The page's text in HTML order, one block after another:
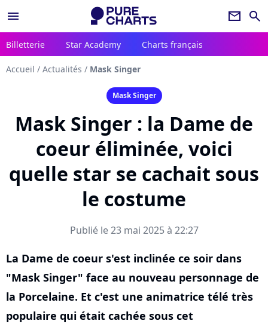
menu newsletter search
Billetterie Star Academy Charts français
Accueil / Actualités / Mask Singer
Mask Singer
Mask Singer : la Dame de
coeur éliminée, voici
quelle star se cachait sous
le costume
Publié le 23 mai 2025 à 22:27
La Dame de coeur s'est inclinée ce soir dans
"Mask Singer" face au nouveau personnage de
la Porcelaine. Et c'est une animatrice télé très
populaire qui était cachée sous cet